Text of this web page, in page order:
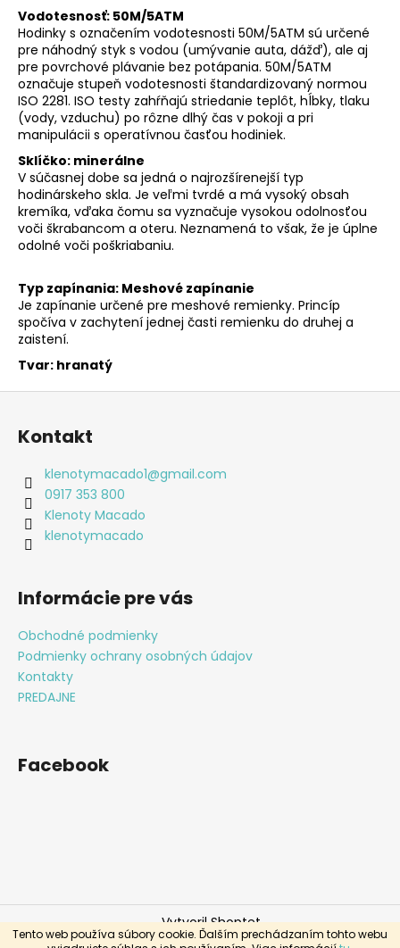
Tento web používa súbory cookie. Ďalším prechádzaním tohto webu
Vodotesnosť: 50M/5ATM
Hodinky s označením vodotesnosti 50M/5ATM sú určené
pre náhodný styk s vodou (umývanie auta, dážď), ale aj
pre povrchové plávanie bez potápania. 50M/5ATM
označuje stupeň vodotesnosti štandardizovaný normou
ISO 2281. ISO testy zahŕňajú striedanie teplôt, hĺbky, tlaku
(vody, vzduchu) po rôzne dlhý čas v pokoji a pri
manipulácii s operatívnou časťou hodiniek.
Sklíčko: minerálne
V súčasnej dobe sa jedná o najrozšírenejší typ
hodinárskeho skla. Je veľmi tvrdé a má vysoký obsah
kremíka, vďaka čomu sa vyznačuje vysokou odolnosťou
voči škrabancom a oteru. Neznamená to však, že je úplne
odolné voči poškriabaniu.
Typ zapínania: Meshové zapínanie
Je zapínanie určené pre meshové remienky. Princíp
spočíva v zachytení jednej časti remienku do druhej a
zaistení.
Tvar: hranatý
Z
Kontakt
klenotymacado1@gmail.com
0917 353 800
Klenoty Macado
klenotymacado
Informácie pre vás
Obchodné podmienky
Podmienky ochrany osobných údajov
Kontakty
PREDAJNE
Facebook
Vytvoril Shoptet